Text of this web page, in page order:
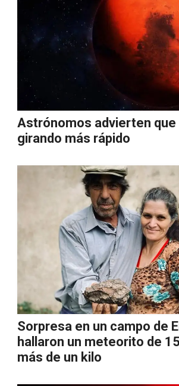
Astrónomos advierten
girando más rápido
Sorpresa en un campo de
hallaron un meteorito de
más de un kilo